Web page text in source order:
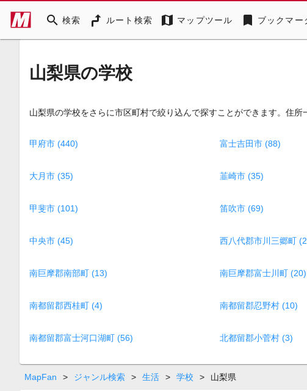
search 検索 ルート検索 map マップツール bookmark ブックマー
山梨県の学校
山梨県の学校をさらに市区町村で絞り込んで探すことができます。住所
甲府市 (440) 富士吉田市 (88)
大月市 (35) 韮崎市 (35)
甲斐市 (101) 笛吹市 (69)
中央市 (45) 西八代郡市川三郷町
南巨摩郡南部町 (13) 南巨摩郡富士川町 (20)
南都留郡西桂町 (4) 南都留郡忍野村 (10)
南都留郡富士河口湖町 (56) 北都留郡小菅村 (3)
MapFan > ジャンル検索 > 生活 > 学校 > 山梨県